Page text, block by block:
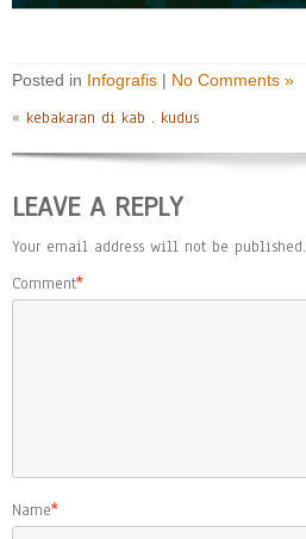
Posted in Infografis | No Comments »
« kebakaran di kab . kudus
LEAVE A REPLY
Your email address will not be published.
Comment*
Name*